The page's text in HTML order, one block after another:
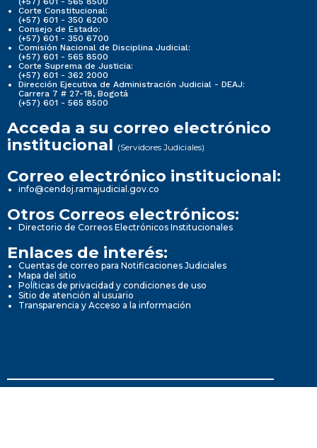
Corte Constitucional:
(+57) 601 - 350 6200
Consejo de Estado:
(+57) 601 - 350 6700
Comisión Nacional de Disciplina Judicial:
(+57) 601 - 565 8500
Corte Suprema de Justicia:
(+57) 601 - 362 2000
Dirección Ejecutiva de Administración Judicial - DEAJ:
Carrera 7 # 27-18, Bogotá
(+57) 601 - 565 8500
Acceda a su correo electrónico
institucional (Servidores Judiciales)
Correo electrónico institucional:
info@cendoj.ramajudicial.gov.co
Otros Correos electrónicos:
Directorio de Correos Electrónicos Institucionales
Enlaces de interés:
Cuentas de correo para Notificaciones Judiciales
Mapa del sitio
Políticas de privacidad y condiciones de uso
Sitio de atención al usuario
Transparencia y Acceso a la información